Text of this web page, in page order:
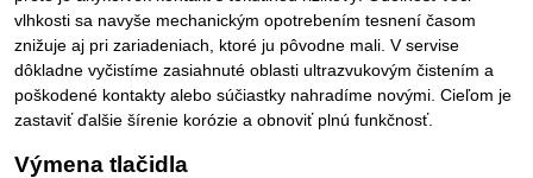
vlhkosti sa navyše mechanickým opotrebením tesnení časom
znižuje aj pri zariadeniach, ktoré ju pôvodne mali. V servise
dôkladne vyčistíme zasiahnuté oblasti ultrazvukovým čistením a
poškodené kontakty alebo súčiastky nahradíme novými. Cieľom je
zastaviť ďalšie šírenie korózie a obnoviť plnú funkčnosť.
Výmena tlačidla